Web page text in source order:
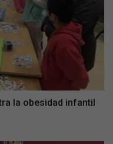
la obesidad infantil